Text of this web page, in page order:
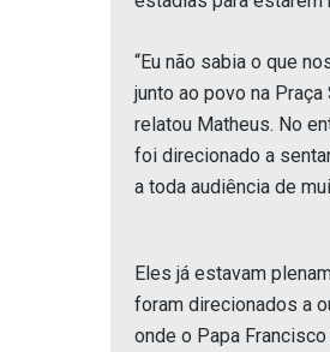
“Eu não sabia o que
junto ao povo na
relatou Matheus. No
foi direcionado a
a toda audiência de
Eles já estavam
foram direcionados a
onde o Papa